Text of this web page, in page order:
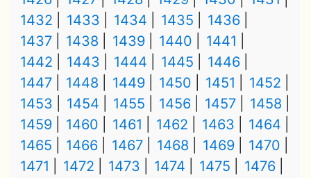
1432
1433 1434 1435
1436
1437
1438 1439 1440
1441
1442
1443 1444 1445
1446
1447
1448 1449 1450 1451
1452
1453
1454 1455 1456 1457
1458
1459
1460 1461 1462 1463
1464
1465
1466 1467 1468 1469
1470
1471
1472 1473 1474 1475
1476